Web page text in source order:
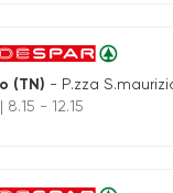
(TN) - P.zza
| 8.15 - 12.15